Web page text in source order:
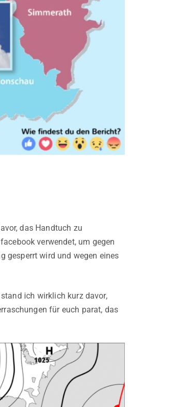
das Handtuch zu
verwendet, um gegen
gesperrt wird und wegen eines
ich wirklich kurz davor,
für euch parat, das